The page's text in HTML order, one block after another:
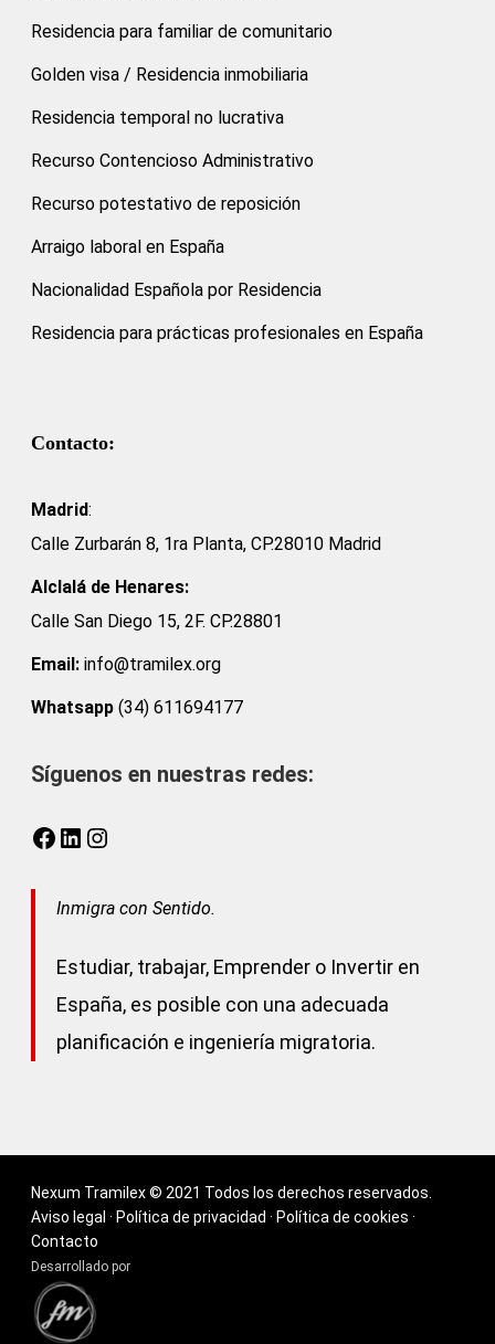
Residencia para familiar de comunitario
Golden visa / Residencia inmobiliaria
Residencia temporal no lucrativa
Recurso Contencioso Administrativo
Recurso potestativo de reposición
Arraigo laboral en España
Nacionalidad Española por Residencia
Residencia para prácticas profesionales en España
Contacto:
Madrid:
Calle Zurbarán 8, 1ra Planta, CP.28010 Madrid
Alclalá de Henares:
Calle San Diego 15, 2F. CP.28801
Email: info@tramilex.org
Whatsapp (34) 611694177
Síguenos en nuestras redes:
Facebook
LinkedIn
Inmigra con Sentido.
Estudiar, trabajar, Emprender o Invertir en
España, es posible con una adecuada
planificación e ingeniería migratoria.
Nexum Tramilex © 2021 Todos los derechos reservados.
Aviso legal · Política de privacidad · Política de cookies ·
Contacto
Desarrollado por